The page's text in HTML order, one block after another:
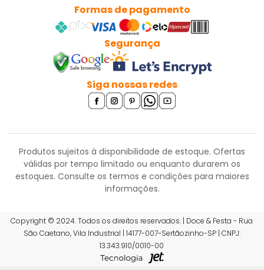
Formas de pagamento
Segurança
Siga nossas redes
Produtos sujeitos à disponibilidade de estoque. Ofertas
válidas por tempo limitado ou enquanto durarem os
estoques. Consulte os termos e condições para maiores
informações.
Copyright © 2024. Todos os direitos reservados. | Doce & Festa - Rua
São Caetano, Vila Industrial | 14177-007-Sertãozinho-SP | CNPJ:
13.343.910/0010-00
R$ 14,24
ou 6x de R$ 2,50 sem juros